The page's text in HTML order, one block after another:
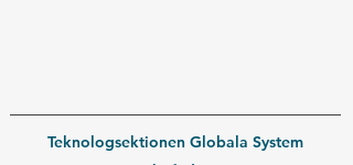
Teknologsektionen Globala System